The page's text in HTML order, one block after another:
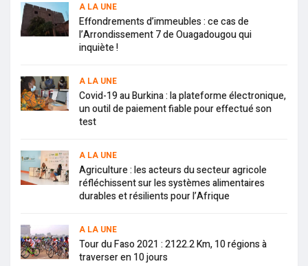
A LA UNE
Effondrements d’immeubles : ce cas de
l’Arrondissement 7 de Ouagadougou qui
inquiète !
A LA UNE
Covid-19 au Burkina : la plateforme électronique,
un outil de paiement fiable pour effectué son
test
A LA UNE
Agriculture : les acteurs du secteur agricole
réfléchissent sur les systèmes alimentaires
durables et résilients pour l’Afrique
A LA UNE
Tour du Faso 2021 : 2122.2 Km, 10 régions à
traverser en 10 jours